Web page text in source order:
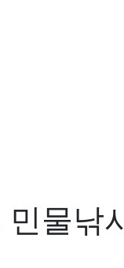
물낚